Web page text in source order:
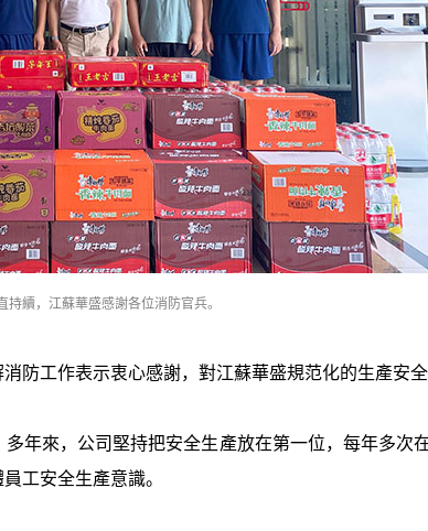
持續，江蘇華盛感謝各位消防官兵。
工作表示衷心感謝，對江蘇華盛規范化的生產安全
年來，公司堅持把安全生產放在第一位，每年多次
工安全生產意識。